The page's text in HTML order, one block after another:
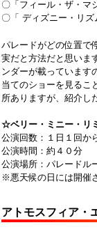
〇「フィール・ザ・マ
〇「 ディズニー・リズ
パレードがどの位置で
実だと方法だと思いま
ンダーが載っています
当てのショーを見るこ
所ありますが、紹介し
☆ベリー・ミニー・リ
公演回数：１日１回か
公演時間：約４０分
公演場所：パレードル
※悪天候の日には開催
アトモスフィア・